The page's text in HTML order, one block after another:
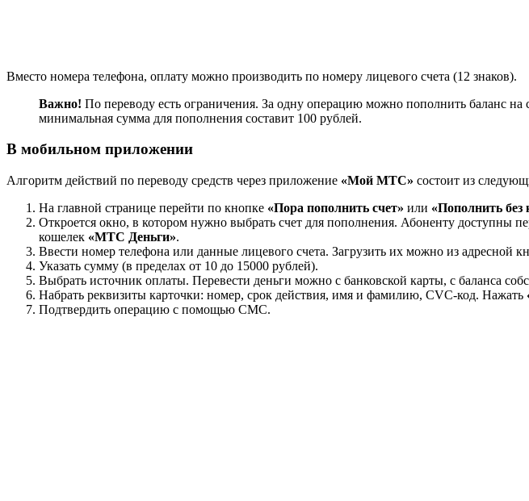
Вместо номера телефона, оплату можно производить по номеру лицевого счета (12 знаков).
Важно! По переводу есть ограничения. За одну операцию можно пополнить баланс на
минимальная сумма для пополнения составит 100 рублей.
В мобильном приложении
Алгоритм действий по переводу средств через приложение «Мой МТС» состоит из
На главной странице перейти по кнопке «Пора пополнить счет» или «Пополнить без
Откроется окно, в котором нужно выбрать счет для пополнения. Абоненту
кошелек «МТС Деньги».
Ввести номер телефона или данные лицевого счета. Загрузить их можно из адресной
Указать сумму (в пределах от 10 до 15000 рублей).
Выбрать источник оплаты. Перевести деньги можно с банковской карты, с баланса
Набрать реквизиты карточки: номер, срок действия, имя и фамилию, CVC-код. Нажать
Подтвердить операцию с помощью СМС.